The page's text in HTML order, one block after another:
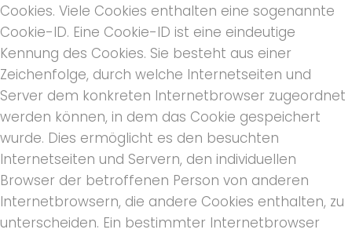
Cookies. Viele Cookies enthalten eine sogenannte
Cookie-ID. Eine Cookie-ID ist eine eindeutige
Kennung des Cookies. Sie besteht aus einer
Zeichenfolge, durch welche Internetseiten und
Server dem konkreten Internetbrowser zugeordnet
werden können, in dem das Cookie gespeichert
wurde. Dies ermöglicht es den besuchten
Internetseiten und Servern, den individuellen
Browser der betroffenen Person von anderen
Internetbrowsern, die andere Cookies enthalten, zu
unterscheiden. Ein bestimmter Internetbrowser